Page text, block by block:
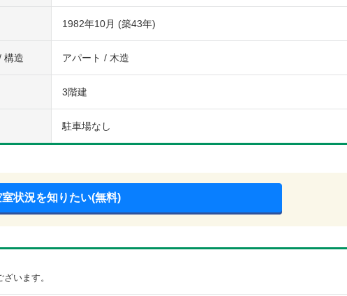
1982年10月 (築43年)
構造 アパート / 木造
3階建
駐車場なし
状況を知りたい(無料)
います。